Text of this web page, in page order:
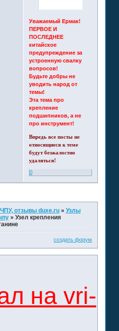
Уважаемый Ермак!
ПЕРВОЕ И
ПОСЛЕДНЕЕ
китайское
предупреждение за
устроенную свалку
вопросов!
Будьте добры не
уводить народ от
темы!
Эта тема про
крепление
подшипников, а не
про инструмент!
Впредь все посты не
относящиеся к теме
будут безжалостно
удаляться!
0
отзывы duxe.ru » Узлы
» Узел крепления
создать форум
на vri-